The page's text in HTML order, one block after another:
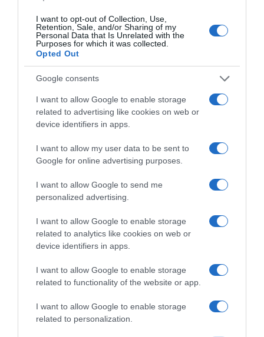
I want to opt-out of Collection, Use,
Retention, Sale, and/or Sharing of my
Personal Data that Is Unrelated with the
Purposes for which it was collected.
Opted Out
Google consents
I want to allow Google to enable storage
related to advertising like cookies on web or
device identifiers in apps.
I want to allow my user data to be sent to
Google for online advertising purposes.
I want to allow Google to send me
personalized advertising.
I want to allow Google to enable storage
related to analytics like cookies on web or
device identifiers in apps.
I want to allow Google to enable storage
related to functionality of the website or app.
I want to allow Google to enable storage
related to personalization.
ΤΟ ΒΙΒΛΙΟ ΣΤΟ “Π”